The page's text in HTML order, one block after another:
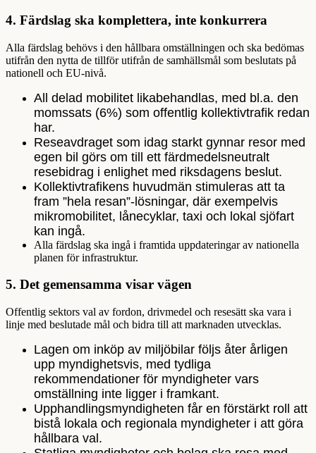
4. Färdslag ska komplettera, inte konkurrera
Alla färdslag behövs i den hållbara omställningen och ska bedömas
utifrån den nytta de tillför utifrån de samhällsmål som beslutats på
nationell och EU-nivå.
All delad mobilitet likabehandlas, med bl.a. den
momssats (6%) som offentlig kollektivtrafik redan
har.
Reseavdraget som idag starkt gynnar resor med
egen bil görs om till ett färdmedelsneutralt
resebidrag i enlighet med riksdagens beslut.
Kollektivtrafikens huvudmän stimuleras att ta
fram ”hela resan”-lösningar, där exempelvis
mikromobilitet, lånecyklar, taxi och lokal sjöfart
kan ingå.
Alla färdslag ska ingå i framtida uppdateringar av nationella
planen för infrastruktur.
5. Det gemensamma visar vägen
Offentlig sektors val av fordon, drivmedel och resesätt ska vara i
linje med beslutade mål och bidra till att marknaden utvecklas.
Lagen om inköp av miljöbilar följs åter årligen
upp myndighetsvis, med tydliga
rekommendationer för myndigheter vars
omställning inte ligger i framkant.
Upphandlingsmyndigheten får en förstärkt roll att
bistå lokala och regionala myndigheter i att göra
hållbara val.